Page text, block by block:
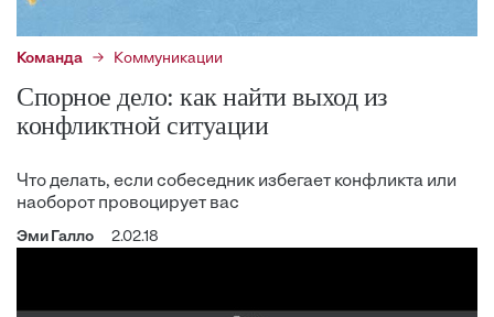
Команда Коммуникации
Спорное дело: как найти выход из
конфликтной ситуации
Что делать, если собеседник избегает конфликта или
наоборот провоцирует вас
Эми Галло 2.02.18